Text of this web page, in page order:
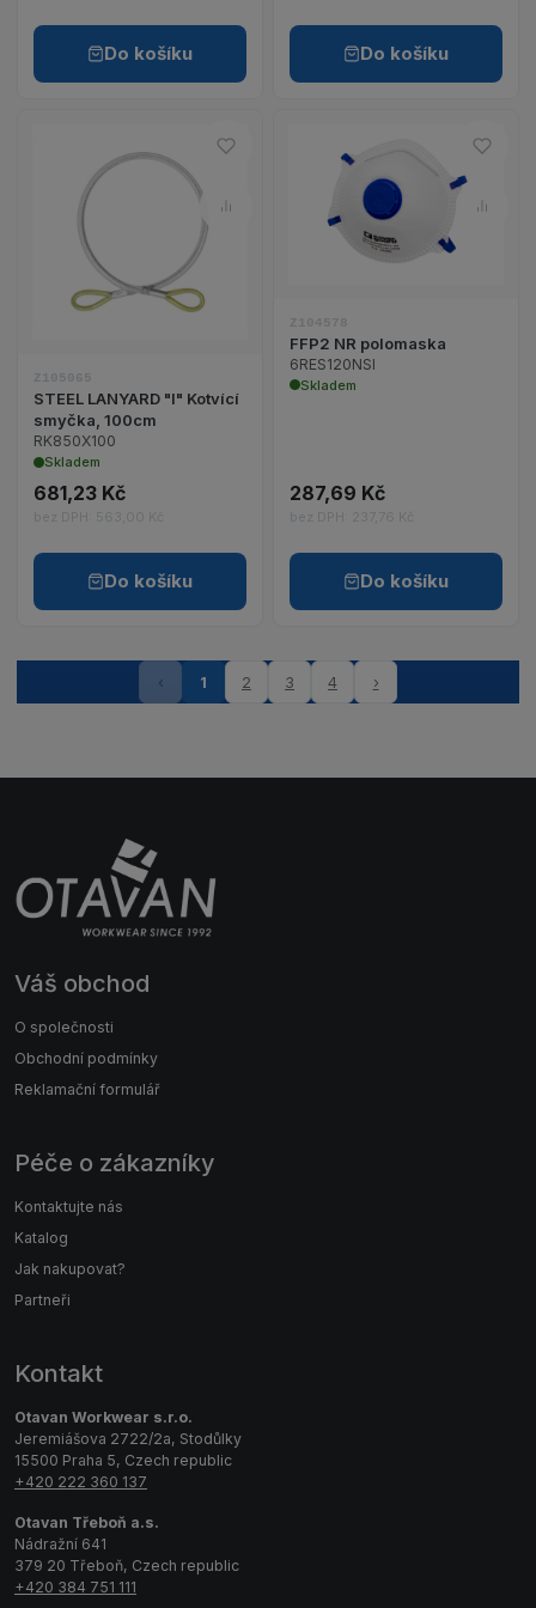
Do košíku Do košíku
Do oblíbených – STEEL
Porovnat – STEEL LANYARD
Zobrazit detail produktu STEEL LANYARD "I"
Z105065
STEEL LANYARD "I" Kotvící
smyčka, 100cm
RK850X100
Skladem
681,23 Kč
bez DPH: 563,00 Kč
Do košíku
Do
Zobrazit detail
Z104578
FFP2 NR polomaska
6RES120NSI
Skladem
287,69 Kč
bez DPH: 237,76 Kč
Do košíku
‹ 1 2 3 4 ›
Váš obchod
O společnosti
Obchodní podmínky
Reklamační formulář
Péče o zákazníky
Kontaktujte nás
Katalog
Jak nakupovat?
Partneři
Kontakt
Otavan Workwear s.r.o.
Jeremiášova 2722/2a, Stodůlky
15500 Praha 5, Czech republic
+420 222 360 137
Otavan Třeboň a.s.
Nádražní 641
379 20 Třeboň, Czech republic
+420 384 751 111